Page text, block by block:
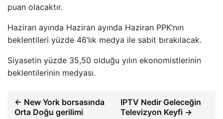
puan olacaktır.
Haziran ayında Haziran ayında Haziran PPK’nın
beklentileri yüzde 46’lık medya ile sabit bırakılacak.
Siyasetin yüzde 35,50 olduğu yılın ekonomistlerinin
beklentilerinin medyası.
← New York borsasında
Orta Doğu gerilimi
IPTV Nedir Geleceğin
Televizyon Keyfi →